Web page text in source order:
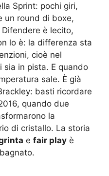
Sprint: pochi giri,
un round di boxe,
è lecito,
lo è: la differenza sta
cioè nel
sia in pista. E quando
sale. È già
basti ricordare
quando due
la
di cristallo. La storia
e fair play è